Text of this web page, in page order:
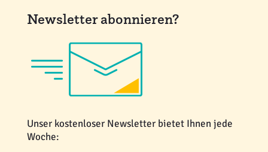
Newsletter abonnieren?
Unser kostenloser Newsletter bietet Ihnen jede
Woche: